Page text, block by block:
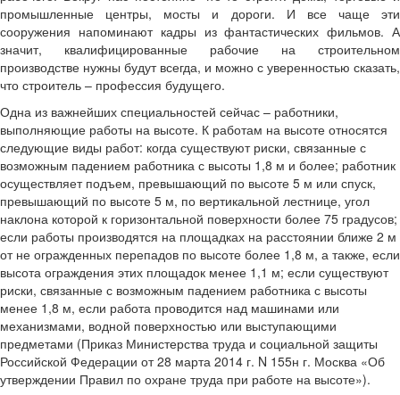
промышленные центры, мосты и дороги. И все чаще эти
сооружения напоминают кадры из фантастических фильмов. А
значит, квалифицированные рабочие на строительном
производстве нужны будут всегда, и можно с уверенностью сказать,
что строитель – профессия будущего.
Одна из важнейших специальностей сейчас – работники,
выполняющие работы на высоте. К работам на высоте относятся
следующие виды работ: когда существуют риски, связанные с
возможным падением работника с высоты 1,8 м и более; работник
осуществляет подъем, превышающий по высоте 5 м или спуск,
превышающий по высоте 5 м, по вертикальной лестнице, угол
наклона которой к горизонтальной поверхности более 75 градусов;
если работы производятся на площадках на расстоянии ближе 2 м
от не огражденных перепадов по высоте более 1,8 м, а также, если
высота ограждения этих площадок менее 1,1 м; если существуют
риски, связанные с возможным падением работника с высоты
менее 1,8 м, если работа проводится над машинами или
механизмами, водной поверхностью или выступающими
предметами (Приказ Министерства труда и социальной защиты
Российской Федерации от 28 марта 2014 г. N 155н г. Москва «Об
утверждении Правил по охране труда при работе на высоте»).